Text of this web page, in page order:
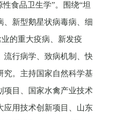
食品卫生学”。围绕“坦
、新型鹅星状病毒病、细
的重大疫病、新发疫
流行病学、致病机制、快
究。主持国家自然科学基
项目、国家水禽产业技术
应用技术创新项目、山东